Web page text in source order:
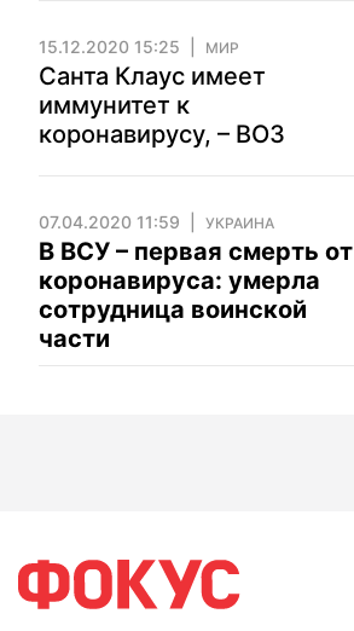
15.12.2020 15:25 МИР
Санта Клаус имеет
иммунитет к
коронавирусу, – ВОЗ
07.04.2020 11:59 УКРАИНА
В ВСУ – первая смерть от
коронавируса: умерла
сотрудница воинской
части